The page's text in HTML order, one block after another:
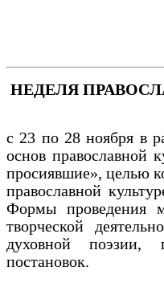
НЕДЕЛЯ
с 23 по 28 ноября в
основ православной
просиявшие», целью
православной
Формы проведения
творческой
духовной поэзии,
постановок.